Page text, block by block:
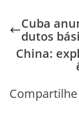
Cuba
dutos
China: